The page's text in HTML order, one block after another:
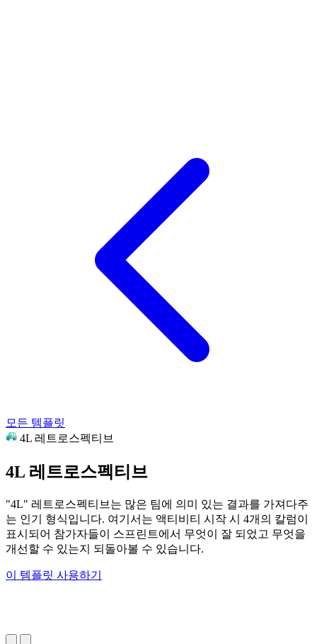
모든 템플릿
4L 레트로스펙티브
4L 레트로스펙티브
"4L" 레트로스펙티브는 많은 팀에 의미 있는 결과를 가져다주
는 인기 형식입니다. 여기서는 액티비티 시작 시 4개의 칼럼이
표시되어 참가자들이 스프린트에서 무엇이 잘 되었고 무엇을
개선할 수 있는지 되돌아볼 수 있습니다.
이 템플릿 사용하기